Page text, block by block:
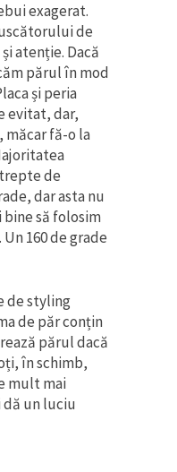
exagerat.
de
atenție. Dacă
părul în mod
și peria
evitat, dar,
măcar fă-o la
de
dar asta nu
bine să folosim
160 de grade
de styling
de păr conțin
părul dacă
în schimb,
mult mai
un luciu